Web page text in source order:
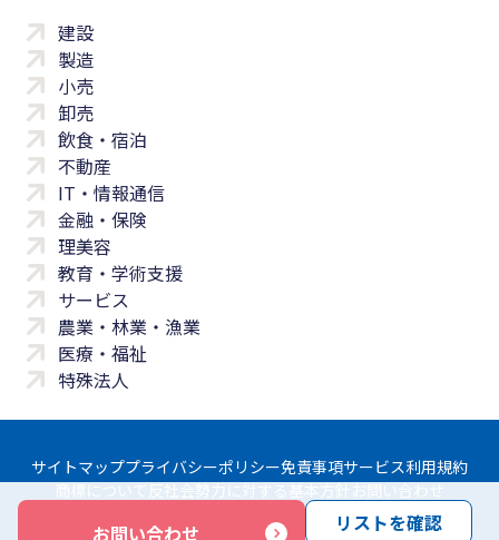
お問い合わせ リストを確認
建設
製造
小売
卸売
飲食・宿泊
不動産
IT・情報通信
金融・保険
理美容
教育・学術支援
サービス
農業・林業・漁業
医療・福祉
特殊法人
サイトマッププライバシーポリシー免責事項サービス利用規約
商標について反社会勢力に対する基本方針お問い合わせ